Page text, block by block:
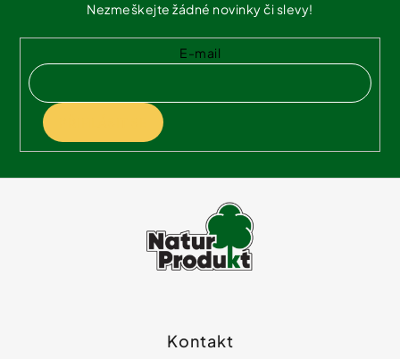
Nezmeškejte žádné novinky či slevy!
E-mail
Kontakt